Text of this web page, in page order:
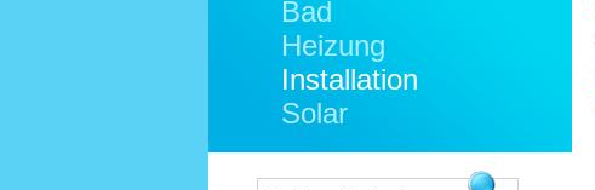
Bad
Heizung
Installation
Solar